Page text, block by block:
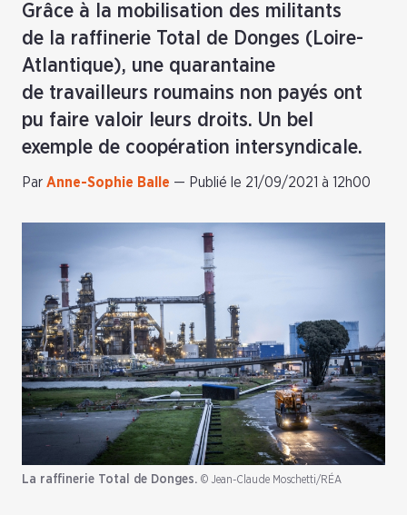
Grâce à la mobilisation des militants
de la raffinerie Total de Donges (Loire-
Atlantique), une quarantaine
de travailleurs roumains non payés ont
pu faire valoir leurs droits. Un bel
exemple de coopération intersyndicale.
Par Anne-Sophie Balle — Publié le 21/09/2021 à 12h00
La raffinerie Total de Donges. © Jean-Claude Moschetti/RÉA